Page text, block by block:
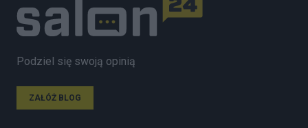
Podziel się swoją opinią
ZAŁÓŻ BLOG